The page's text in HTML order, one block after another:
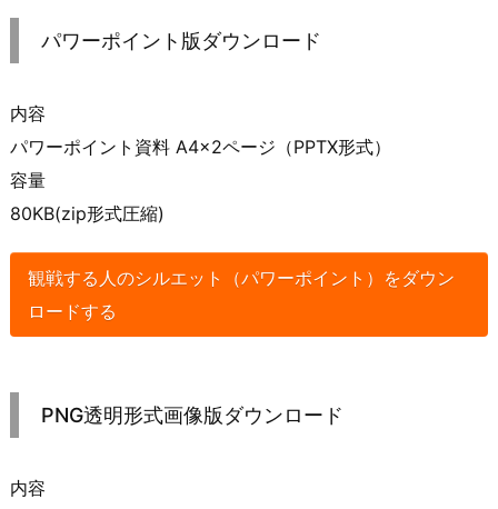
パワーポイント版ダウンロード
内容
パワーポイント資料 A4×2ページ（PPTX形式）
容量
80KB(zip形式圧縮)
観戦する人のシルエット（パワーポイント）をダウン
ロードする
PNG透明形式画像版ダウンロード
内容